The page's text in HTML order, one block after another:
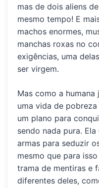
mas de dois aliens
mesmo tempo! E
machos enormes,
manchas roxas no
exigências, uma
ser virgem.
Mas como a
uma vida de
um plano para
sendo nada pura.
armas para seduzir
mesmo que para
trama de mentiras e
diferentes deles,